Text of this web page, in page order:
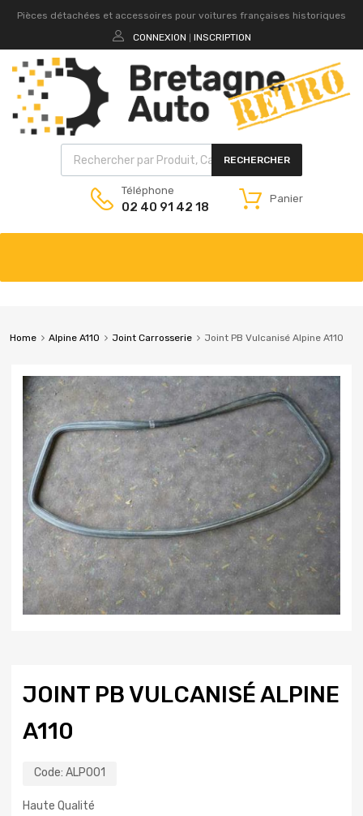
Pièces détachées et accessoires pour voitures françaises historiques
CONNEXION
INSCRIPTION
RECHERCHER
Téléphone
02 40 91 42 18
Panier
Home Alpine A110 Joint Carrosserie Joint PB Vulcanisé Alpine A110
JOINT PB VULCANISÉ ALPINE
A110
Code: ALP001
Haute Qualité